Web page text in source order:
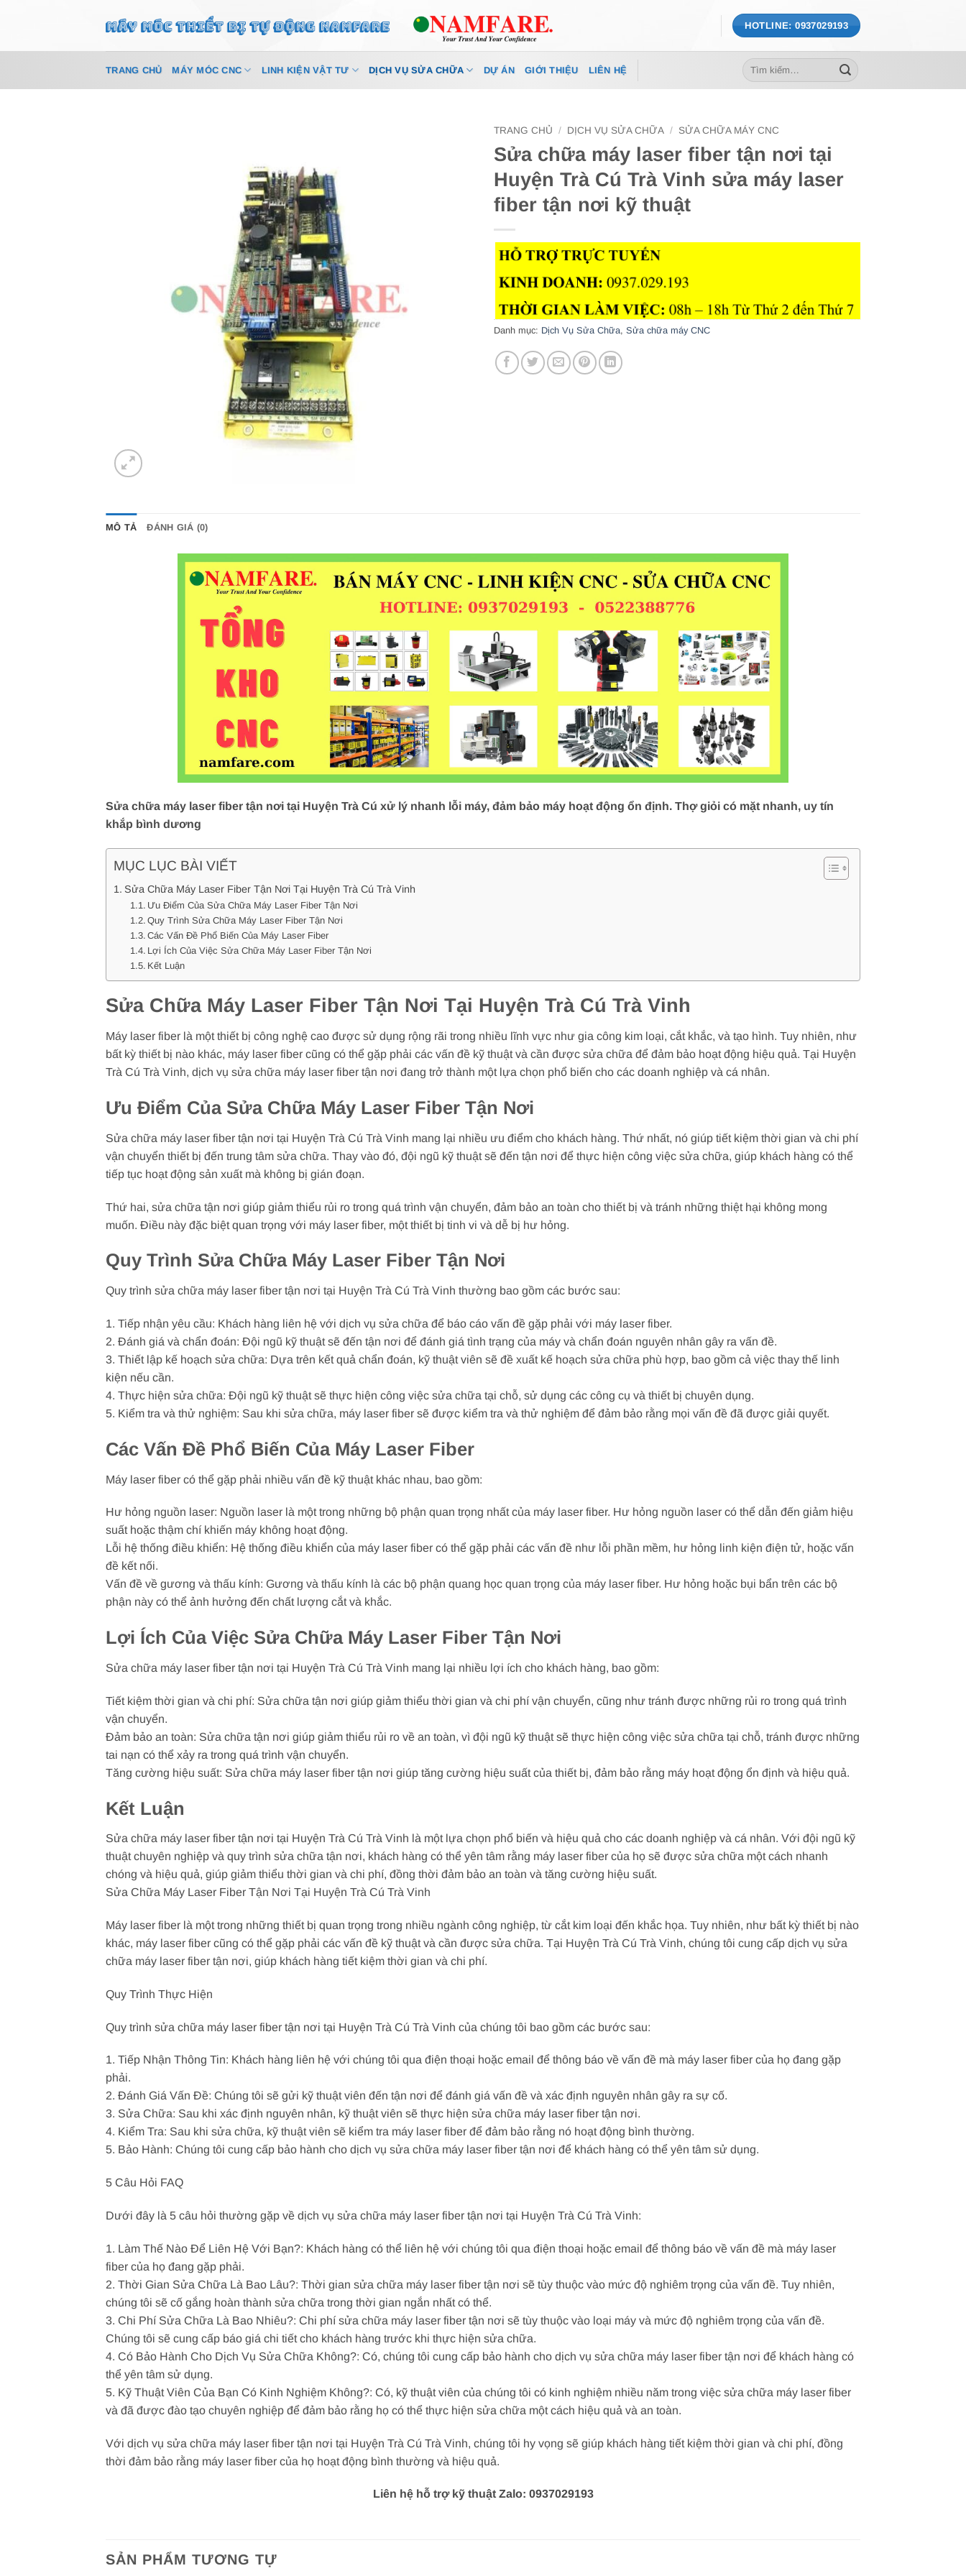
HOTLINE: 0937029193
TRANG CHỦ MÁY MÓC CNC LINH KIỆN VẬT TƯ DỊCH VỤ SỬA CHỮA DỰ ÁN GIỚI THIỆU LIÊN HỆ
Tìm
kiếm:
TRANG CHỦ / DỊCH VỤ SỬA CHỮA / SỬA CHỮA MÁY CNC
Sửa chữa máy laser fiber tận nơi tại
Huyện Trà Cú Trà Vinh sửa máy laser
fiber tận nơi kỹ thuật
Danh mục: Dịch Vụ Sửa Chữa, Sửa chữa máy CNC
MÔ TẢ ĐÁNH GIÁ (0)
Sửa chữa máy laser fiber tận nơi tại Huyện Trà Cú xử lý nhanh lỗi máy, đảm bảo máy hoạt động ổn định. Thợ giỏi có mặt nhanh, uy tín
khắp bình dương
MỤC LỤC BÀI VIẾT
Sửa Chữa Máy Laser Fiber Tận Nơi Tại Huyện Trà Cú Trà Vinh
Ưu Điểm Của Sửa Chữa Máy Laser Fiber Tận Nơi
Quy Trình Sửa Chữa Máy Laser Fiber Tận Nơi
Các Vấn Đề Phổ Biến Của Máy Laser Fiber
Lợi Ích Của Việc Sửa Chữa Máy Laser Fiber Tận Nơi
Kết Luận
Sửa Chữa Máy Laser Fiber Tận Nơi Tại Huyện Trà Cú Trà Vinh
Máy laser fiber là một thiết bị công nghệ cao được sử dụng rộng rãi trong nhiều lĩnh vực như gia công kim loại, cắt khắc, và tạo hình. Tuy nhiên, như
bất kỳ thiết bị nào khác, máy laser fiber cũng có thể gặp phải các vấn đề kỹ thuật và cần được sửa chữa để đảm bảo hoạt động hiệu quả. Tại Huyện
Trà Cú Trà Vinh, dịch vụ sửa chữa máy laser fiber tận nơi đang trở thành một lựa chọn phổ biến cho các doanh nghiệp và cá nhân.
Ưu Điểm Của Sửa Chữa Máy Laser Fiber Tận Nơi
Sửa chữa máy laser fiber tận nơi tại Huyện Trà Cú Trà Vinh mang lại nhiều ưu điểm cho khách hàng. Thứ nhất, nó giúp tiết kiệm thời gian và chi phí
vận chuyển thiết bị đến trung tâm sửa chữa. Thay vào đó, đội ngũ kỹ thuật sẽ đến tận nơi để thực hiện công việc sửa chữa, giúp khách hàng có thể
tiếp tục hoạt động sản xuất mà không bị gián đoạn.
Thứ hai, sửa chữa tận nơi giúp giảm thiểu rủi ro trong quá trình vận chuyển, đảm bảo an toàn cho thiết bị và tránh những thiệt hại không mong
muốn. Điều này đặc biệt quan trọng với máy laser fiber, một thiết bị tinh vi và dễ bị hư hỏng.
Quy Trình Sửa Chữa Máy Laser Fiber Tận Nơi
Quy trình sửa chữa máy laser fiber tận nơi tại Huyện Trà Cú Trà Vinh thường bao gồm các bước sau:
1. Tiếp nhận yêu cầu: Khách hàng liên hệ với dịch vụ sửa chữa để báo cáo vấn đề gặp phải với máy laser fiber.
2. Đánh giá và chẩn đoán: Đội ngũ kỹ thuật sẽ đến tận nơi để đánh giá tình trạng của máy và chẩn đoán nguyên nhân gây ra vấn đề.
3. Thiết lập kế hoạch sửa chữa: Dựa trên kết quả chẩn đoán, kỹ thuật viên sẽ đề xuất kế hoạch sửa chữa phù hợp, bao gồm cả việc thay thế linh
kiện nếu cần.
4. Thực hiện sửa chữa: Đội ngũ kỹ thuật sẽ thực hiện công việc sửa chữa tại chỗ, sử dụng các công cụ và thiết bị chuyên dụng.
5. Kiểm tra và thử nghiệm: Sau khi sửa chữa, máy laser fiber sẽ được kiểm tra và thử nghiệm để đảm bảo rằng mọi vấn đề đã được giải quyết.
Các Vấn Đề Phổ Biến Của Máy Laser Fiber
Máy laser fiber có thể gặp phải nhiều vấn đề kỹ thuật khác nhau, bao gồm:
Hư hỏng nguồn laser: Nguồn laser là một trong những bộ phận quan trọng nhất của máy laser fiber. Hư hỏng nguồn laser có thể dẫn đến giảm hiệu
suất hoặc thậm chí khiến máy không hoạt động.
Lỗi hệ thống điều khiển: Hệ thống điều khiển của máy laser fiber có thể gặp phải các vấn đề như lỗi phần mềm, hư hỏng linh kiện điện tử, hoặc vấn
đề kết nối.
Vấn đề về gương và thấu kính: Gương và thấu kính là các bộ phận quang học quan trọng của máy laser fiber. Hư hỏng hoặc bụi bẩn trên các bộ
phận này có thể ảnh hưởng đến chất lượng cắt và khắc.
Lợi Ích Của Việc Sửa Chữa Máy Laser Fiber Tận Nơi
Sửa chữa máy laser fiber tận nơi tại Huyện Trà Cú Trà Vinh mang lại nhiều lợi ích cho khách hàng, bao gồm:
Tiết kiệm thời gian và chi phí: Sửa chữa tận nơi giúp giảm thiểu thời gian và chi phí vận chuyển, cũng như tránh được những rủi ro trong quá trình
vận chuyển.
Đảm bảo an toàn: Sửa chữa tận nơi giúp giảm thiểu rủi ro về an toàn, vì đội ngũ kỹ thuật sẽ thực hiện công việc sửa chữa tại chỗ, tránh được những
tai nạn có thể xảy ra trong quá trình vận chuyển.
Tăng cường hiệu suất: Sửa chữa máy laser fiber tận nơi giúp tăng cường hiệu suất của thiết bị, đảm bảo rằng máy hoạt động ổn định và hiệu quả.
Kết Luận
Sửa chữa máy laser fiber tận nơi tại Huyện Trà Cú Trà Vinh là một lựa chọn phổ biến và hiệu quả cho các doanh nghiệp và cá nhân. Với đội ngũ kỹ
thuật chuyên nghiệp và quy trình sửa chữa tận nơi, khách hàng có thể yên tâm rằng máy laser fiber của họ sẽ được sửa chữa một cách nhanh
chóng và hiệu quả, giúp giảm thiểu thời gian và chi phí, đồng thời đảm bảo an toàn và tăng cường hiệu suất.
Sửa Chữa Máy Laser Fiber Tận Nơi Tại Huyện Trà Cú Trà Vinh
Máy laser fiber là một trong những thiết bị quan trọng trong nhiều ngành công nghiệp, từ cắt kim loại đến khắc họa. Tuy nhiên, như bất kỳ thiết bị nào
khác, máy laser fiber cũng có thể gặp phải các vấn đề kỹ thuật và cần được sửa chữa. Tại Huyện Trà Cú Trà Vinh, chúng tôi cung cấp dịch vụ sửa
chữa máy laser fiber tận nơi, giúp khách hàng tiết kiệm thời gian và chi phí.
Quy Trình Thực Hiện
Quy trình sửa chữa máy laser fiber tận nơi tại Huyện Trà Cú Trà Vinh của chúng tôi bao gồm các bước sau:
1. Tiếp Nhận Thông Tin: Khách hàng liên hệ với chúng tôi qua điện thoại hoặc email để thông báo về vấn đề mà máy laser fiber của họ đang gặp
phải.
2. Đánh Giá Vấn Đề: Chúng tôi sẽ gửi kỹ thuật viên đến tận nơi để đánh giá vấn đề và xác định nguyên nhân gây ra sự cố.
3. Sửa Chữa: Sau khi xác định nguyên nhân, kỹ thuật viên sẽ thực hiện sửa chữa máy laser fiber tận nơi.
4. Kiểm Tra: Sau khi sửa chữa, kỹ thuật viên sẽ kiểm tra máy laser fiber để đảm bảo rằng nó hoạt động bình thường.
5. Bảo Hành: Chúng tôi cung cấp bảo hành cho dịch vụ sửa chữa máy laser fiber tận nơi để khách hàng có thể yên tâm sử dụng.
5 Câu Hỏi FAQ
Dưới đây là 5 câu hỏi thường gặp về dịch vụ sửa chữa máy laser fiber tận nơi tại Huyện Trà Cú Trà Vinh:
1. Làm Thế Nào Để Liên Hệ Với Bạn?: Khách hàng có thể liên hệ với chúng tôi qua điện thoại hoặc email để thông báo về vấn đề mà máy laser
fiber của họ đang gặp phải.
2. Thời Gian Sửa Chữa Là Bao Lâu?: Thời gian sửa chữa máy laser fiber tận nơi sẽ tùy thuộc vào mức độ nghiêm trọng của vấn đề. Tuy nhiên,
chúng tôi sẽ cố gắng hoàn thành sửa chữa trong thời gian ngắn nhất có thể.
3. Chi Phí Sửa Chữa Là Bao Nhiêu?: Chi phí sửa chữa máy laser fiber tận nơi sẽ tùy thuộc vào loại máy và mức độ nghiêm trọng của vấn đề.
Chúng tôi sẽ cung cấp báo giá chi tiết cho khách hàng trước khi thực hiện sửa chữa.
4. Có Bảo Hành Cho Dịch Vụ Sửa Chữa Không?: Có, chúng tôi cung cấp bảo hành cho dịch vụ sửa chữa máy laser fiber tận nơi để khách hàng có
thể yên tâm sử dụng.
5. Kỹ Thuật Viên Của Bạn Có Kinh Nghiệm Không?: Có, kỹ thuật viên của chúng tôi có kinh nghiệm nhiều năm trong việc sửa chữa máy laser fiber
và đã được đào tạo chuyên nghiệp để đảm bảo rằng họ có thể thực hiện sửa chữa một cách hiệu quả và an toàn.
Với dịch vụ sửa chữa máy laser fiber tận nơi tại Huyện Trà Cú Trà Vinh, chúng tôi hy vọng sẽ giúp khách hàng tiết kiệm thời gian và chi phí, đồng
thời đảm bảo rằng máy laser fiber của họ hoạt động bình thường và hiệu quả.
Liên hệ hỗ trợ kỹ thuật Zalo: 0937029193
SẢN PHẨM TƯƠNG TỰ